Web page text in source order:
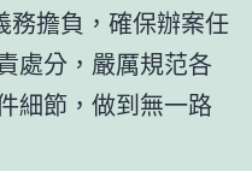
務擔負，確保辦案任
處分，嚴厲規范各
細節，做到無一路